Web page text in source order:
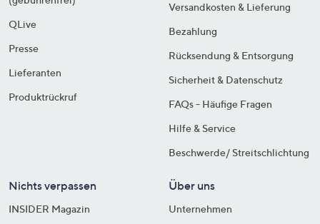
QLive
Presse
Lieferanten
Produktrückruf
Versandkosten & Lieferung
Bezahlung
Rücksendung & Entsorgung
Sicherheit & Datenschutz
FAQs - Häufige Fragen
Hilfe & Service
Beschwerde/ Streitschlichtung
Nichts verpassen
INSIDER Magazin
Über uns
Unternehmen